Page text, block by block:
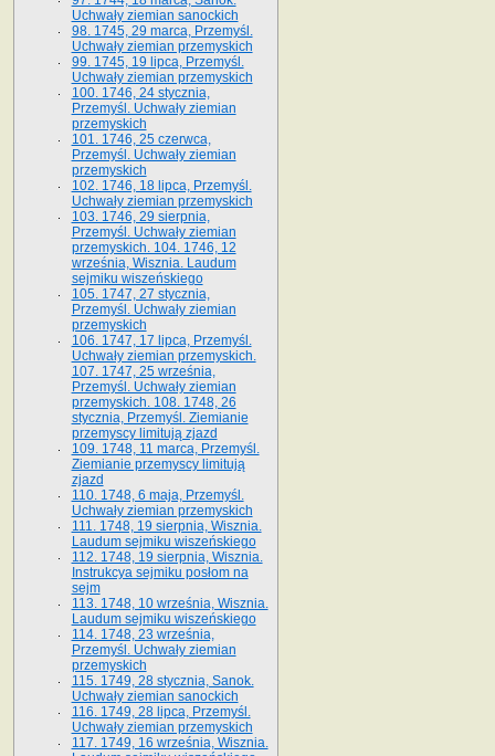
Uchwały ziemian sanockich
98. 1745, 29 marca, Przemyśl.
Uchwały ziemian przemyskich
99. 1745, 19 lipca, Przemyśl.
Uchwały ziemian przemyskich
100. 1746, 24 stycznia,
Przemyśl. Uchwały ziemian
przemyskich
101. 1746, 25 czerwca,
Przemyśl. Uchwały ziemian
przemyskich
102. 1746, 18 lipca, Przemyśl.
Uchwały ziemian przemyskich
103. 1746, 29 sierpnia,
Przemyśl. Uchwały ziemian
przemyskich. 104. 1746, 12
września, Wisznia. Laudum
sejmiku wiszeńskiego
105. 1747, 27 stycznia,
Przemyśl. Uchwały ziemian
przemyskich
106. 1747, 17 lipca, Przemyśl.
Uchwały ziemian przemyskich.
107. 1747, 25 września,
Przemyśl. Uchwały ziemian
przemyskich. 108. 1748, 26
stycznia, Przemyśl. Ziemianie
przemyscy limitują zjazd
109. 1748, 11 marca, Przemyśl.
Ziemianie przemyscy limitują
zjazd
110. 1748, 6 maja, Przemyśl.
Uchwały ziemian przemyskich
111. 1748, 19 sierpnia, Wisznia.
Laudum sejmiku wiszeńskiego
112. 1748, 19 sierpnia, Wisznia.
Instrukcya sejmiku posłom na
sejm
113. 1748, 10 września, Wisznia.
Laudum sejmiku wiszeńskiego
114. 1748, 23 września,
Przemyśl. Uchwały ziemian
przemyskich
115. 1749, 28 stycznia, Sanok.
Uchwały ziemian sanockich
116. 1749, 28 lipca, Przemyśl.
Uchwały ziemian przemyskich
117. 1749, 16 września, Wisznia.